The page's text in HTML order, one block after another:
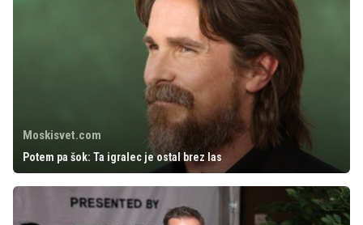
Moskisvet.com
Potem pa šok: Ta igralec je ostal brez las